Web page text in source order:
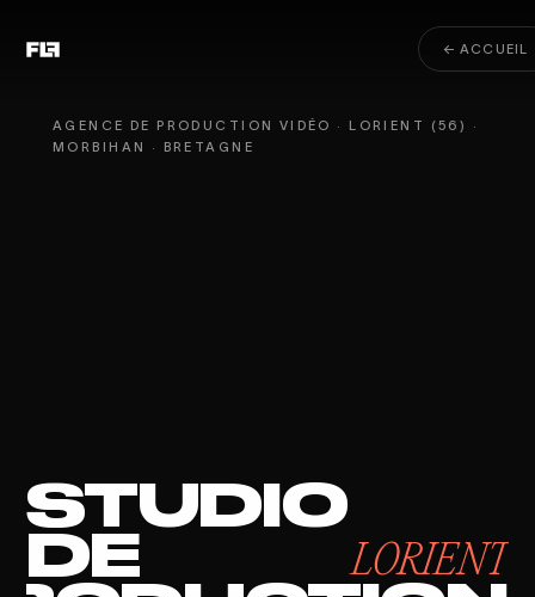
← ACCUEIL
AGENCE DE PRODUCTION VIDÉO · LORIENT (56) ·
MORBIHAN · BRETAGNE
STUDIO
DE LORIENT